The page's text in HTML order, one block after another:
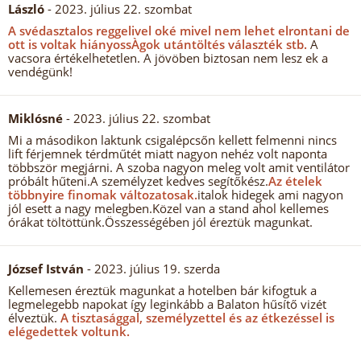
László - 2023. július 22. szombat
A svédasztalos reggelivel oké mivel nem lehet elrontani de
ott is voltak hiányossÀgok utántöltés választék stb. A
vacsora értékelhetetlen. A jövöben biztosan nem lesz ek a
vendégünk!
Miklósné - 2023. július 22. szombat
Mi a másodikon laktunk csigalépcsőn kellett felmenni nincs
lift férjemnek térdműtét miatt nagyon nehéz volt naponta
többször megjárni. A szoba nagyon meleg volt amit ventilátor
próbált hűteni.A személyzet kedves segítőkész.Az ételek
többnyire finomak változatosak.italok hidegek ami nagyon
jól esett a nagy melegben.Közel van a stand ahol kellemes
órákat töltöttünk.Összességében jól éreztük magunkat.
József István - 2023. július 19. szerda
Kellemesen éreztük magunkat a hotelben bár kifogtuk a
legmelegebb napokat így leginkább a Balaton hűsítő vizét
élveztük. A tisztasággal, személyzettel és az étkezéssel is
elégedettek voltunk.